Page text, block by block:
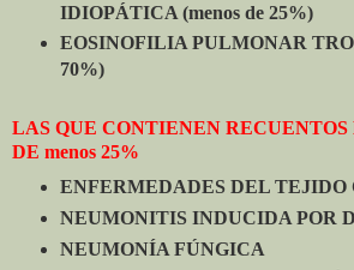
IDIOPÁTICA (menos de 25%)
EOSINOFILIA PULMONAR
70%)
LAS QUE CONTIENEN RECUENTOS
DE menos 25%
ENFERMEDADES DEL TEJIDO
NEUMONITIS INDUCIDA POR
NEUMONÍA FÚNGICA